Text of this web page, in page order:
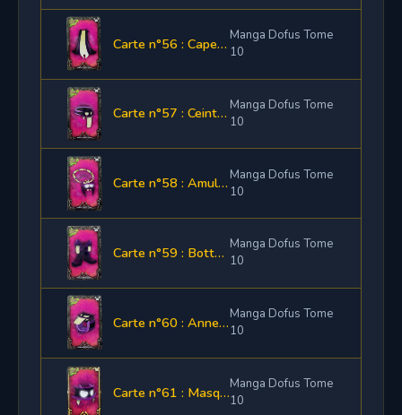
Carte n°56 : Cape Maléfique Manga Dofus Tome
10
Carte n°57 : Ceinture Maléfique Manga Dofus Tome
10
Carte n°58 : Amulette Maléfique Manga Dofus Tome
10
Carte n°59 : Bottes Maléfiques Manga Dofus Tome
10
Carte n°60 : Anneau MaléfiqueManga Dofus Tome
10
Carte n°61 : Masque MaléfiqueManga Dofus Tome
10